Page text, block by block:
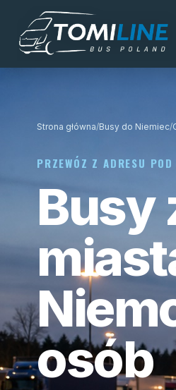
Przejdź do treści
Strona główna/Busy do Niemiec/
PRZEWÓZ Z ADRESU POD
Busy
osób